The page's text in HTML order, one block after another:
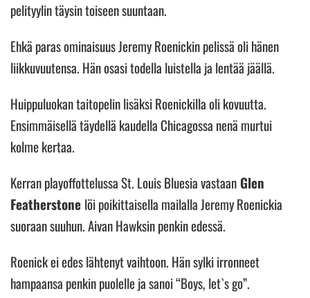
pelityylin täysin toiseen suuntaan.
Ehkä paras ominaisuus Jeremy Roenickin pelissä oli hänen
liikkuvuutensa. Hän osasi todella luistella ja lentää jäällä.
Huippuluokan taitopelin lisäksi Roenickilla oli kovuutta.
Ensimmäisellä täydellä kaudella Chicagossa nenä murtui
kolme kertaa.
Kerran playoffottelussa St. Louis Bluesia vastaan Glen
Featherstone löi poikittaisella mailalla Jeremy Roenickia
suoraan suuhun. Aivan Hawksin penkin edessä.
Roenick ei edes lähtenyt vaihtoon. Hän sylki irronneet
hampaansa penkin puolelle ja sanoi “Boys, let`s go”.